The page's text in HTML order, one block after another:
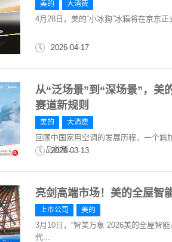
美的 大消费
4月28日，美的“小冰狗”冰箱将在京东
2026-04-17
从“泛场景”到“深场景”，美
赛道新规则
美的 大消费
回顾中国家用空调的发展历程，一个尴
“产品创新...
2026-03-13
亮剑高端市场！美的全屋智
上市公司 美的
3月10日，“智美万象 2026美的全屋智
代...